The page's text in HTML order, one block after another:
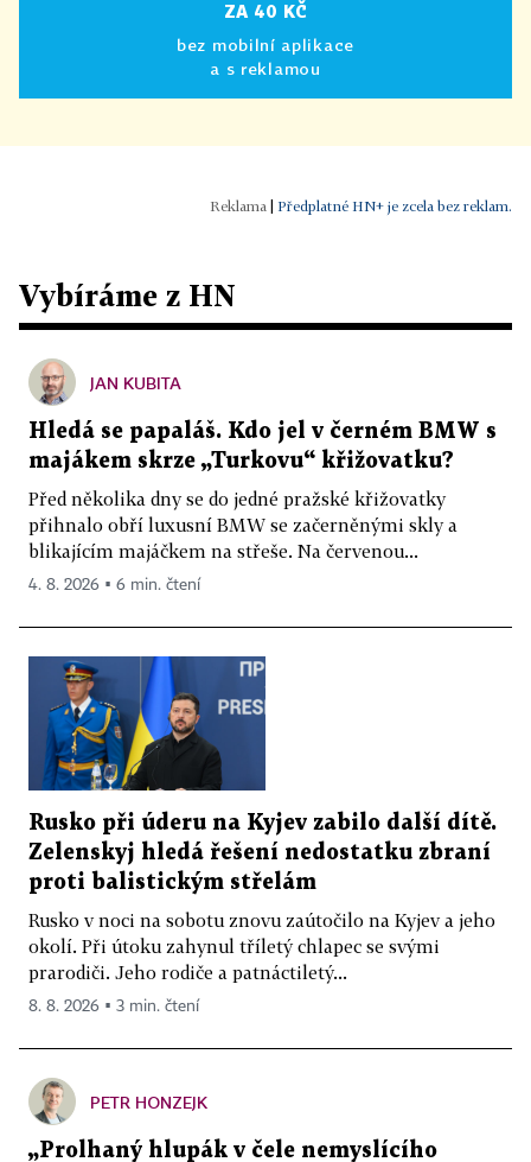
ZA 40 KČ
bez mobilní aplikace
a s reklamou
Předplatné HN+ je zcela bez reklam.
Vybíráme z HN
JAN KUBITA
Hledá se papaláš. Kdo jel v černém BMW s
majákem skrze „Turkovu“ křižovatku?
Před několika dny se do jedné pražské křižovatky
přihnalo obří luxusní BMW se začerněnými skly a
blikajícím majáčkem na střeše. Na červenou...
4. 8. 2026 ▪ 6 min. čtení
Rusko při úderu na Kyjev zabilo další dítě.
Zelenskyj hledá řešení nedostatku zbraní
proti balistickým střelám
Rusko v noci na sobotu znovu zaútočilo na Kyjev a jeho
okolí. Při útoku zahynul tříletý chlapec se svými
prarodiči. Jeho rodiče a patnáctiletý...
8. 8. 2026 ▪ 3 min. čtení
PETR HONZEJK
„Prolhaný hlupák v čele nemyslícího